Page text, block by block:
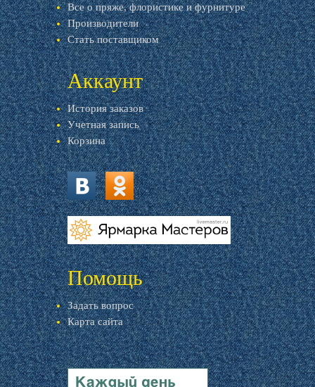
Все о пряже, флористике и фурнитуре
Производители
Стать поставщиком
Аккаунт
История заказов
Учетная запись
Корзина
vk.com ok.ru
livemaster.ru
Помощь
Задать вопрос
Карта сайта